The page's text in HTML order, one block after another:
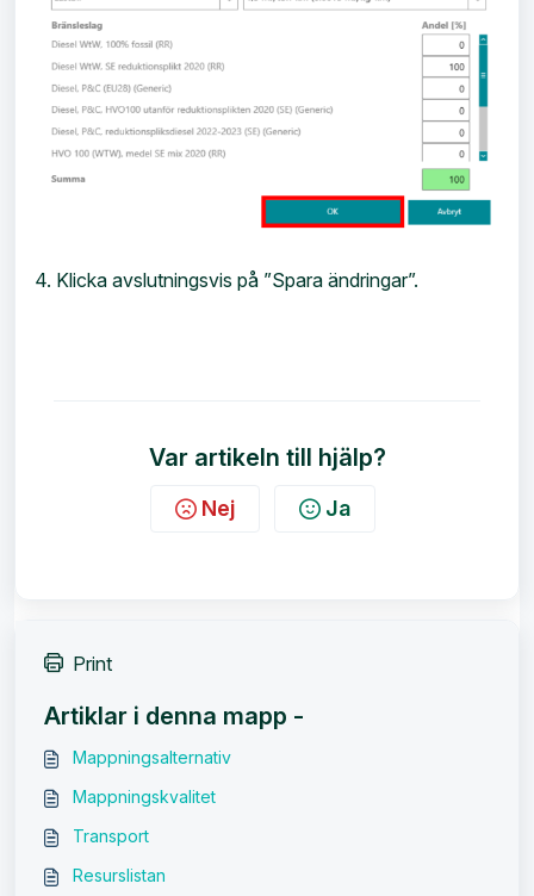
4. Klicka avslutningsvis på ”Spara ändringar”.
Var artikeln till hjälp?
Nej Ja
Print
Artiklar i denna mapp -
Mappningsalternativ
Mappningskvalitet
Transport
Resurslistan